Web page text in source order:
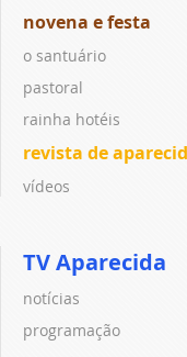
novena e festa
o santuário
pastoral
rainha hotéis
revista de
vídeos
TV Aparecida
notícias
programação